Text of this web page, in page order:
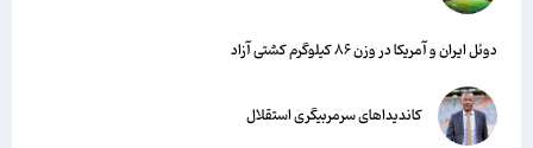
دوئل ایران و آمریکا در وزن ۸۶ کیلوگرم کشتی آزاد
کاندیداهای سرمربیگری استقلال